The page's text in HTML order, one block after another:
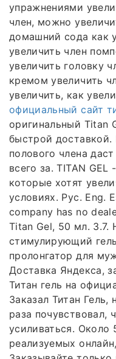
упражнениями
член, можно
домашний сода как
увеличить член
увеличить головку
кремом увеличить
увеличить, как
официальный сайт
оригинальный Titan
быстрой доставкой.
полового члена
всего за. TITAN
которые хотят
условиях. Рус. Eng.
company has no
Titan Gel, 50 мл. 3.7.
стимулирующий
пролонгатор для
Доставка Яндекса,
Титан гель на
Заказал Титан Гель,
раза почувствовал,
усиливаться. Около
реализуемых